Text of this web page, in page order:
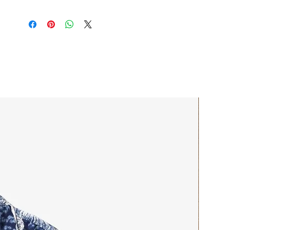
- 軍用帆布物料